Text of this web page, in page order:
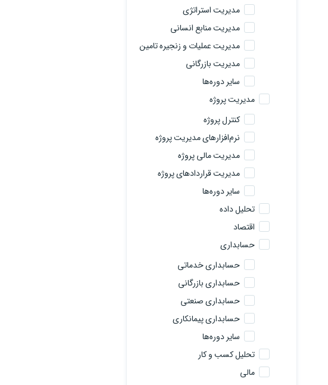
مدیریت استراتژی
مدیریت منابع انسانی
مدیریت عملیات و زنجیره تامین
مدیریت بازرگانی
سایر دوره‌ها
مدیریت پروژه
کنترل پروژه
نرم‌افزارهای مدیریت پروژه
مدیریت مالی پروژه
مدیریت قراردادهای پروژه
سایر دوره‌ها
تحلیل داده
اقتصاد
حسابداری
حسابداری خدماتی
حسابداری بازرگانی
حسابداری صنعتی
حسابداری پیمانکاری
سایر دوره‌ها
تحلیل کسب و کار
مالی